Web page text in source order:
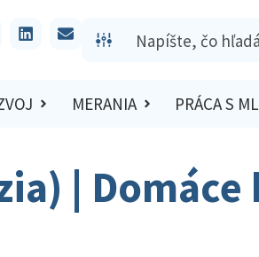
MERANIA PRÁCA S
| Domáce